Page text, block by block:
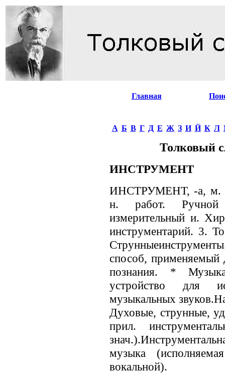
Главная
А Б В Г Д Е Ж З И Й К Л
Толковый
ИНСТРУМЕНТ
ИНСТРУМЕНТ, -а, м. 1.
н. работ. Ручной
измерительный и.
инструментарий. 3.
способ,
познания. *
устройство для
музыкальных
Духовые, струнные,
прил.
музыка
вокальной).